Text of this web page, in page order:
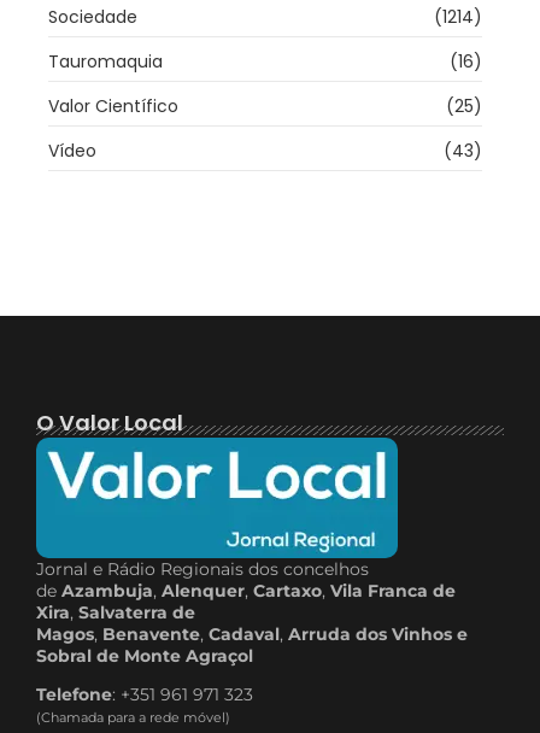
Sociedade
(1214)
Tauromaquia
(16)
Valor Científico
(25)
Vídeo
(43)
O Valor Local
Jornal e Rádio Regionais dos concelhos
de Azambuja, Alenquer, Cartaxo, Vila Franca de
Xira, Salvaterra de
Magos, Benavente, Cadaval, Arruda dos Vinhos e
Sobral de Monte Agraçol
Telefone: +351 961 971 323
(Chamada para a rede móvel)